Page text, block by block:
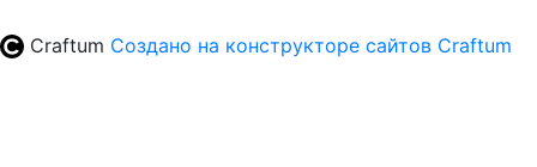
Craftum Создано на конструкторе сайтов Craftum